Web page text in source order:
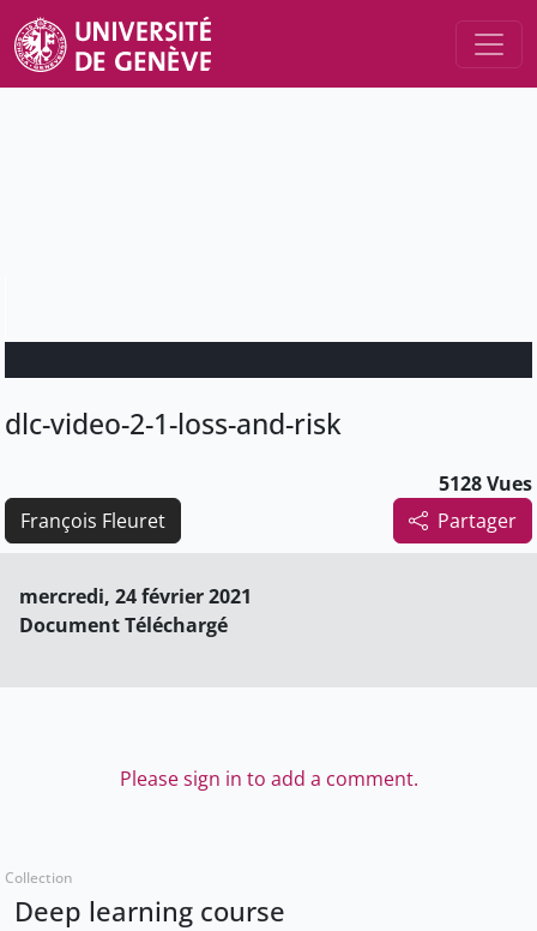
dlc-video-2-1-loss-and-risk
5128 Vues
Partager
François Fleuret
mercredi, 24 février 2021
Document Téléchargé
Please sign in to add a comment.
Collection
Deep learning course